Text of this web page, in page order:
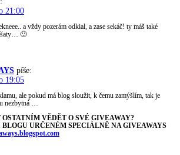
21:00
a vždy pozerám odkial, a zase sekáč! ty máš také
šaty… 🙂
píše:
19:05
ale pokud má blog sloužit, k čemu zamýšlím, tak je
nezbytná …
VĚDĚT O SVÉ GIVEAWAY?
URČENÉM SPECIÁLNĚ NA GIVEAWAYS